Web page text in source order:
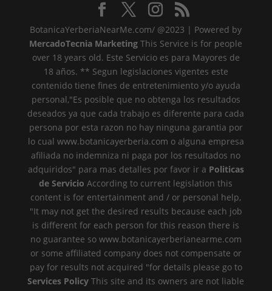
BotanicaYerberiaNearMe.com/ @2023 | Powered by
MercadoTecnia MarketingThis Service is for people
over 18 years old. Este Servicio es para Mayores de
18 años. ** Segun legislaciones vigentes este
contenido tiene fines de entretenimiento y/o ayuda
personal,"Es posible que no obtenga los resultados
deseados ya que cada trabajo es diferente para cada
persona por esta razon no hay ninguna garantia por
lo cual www.botanicayerberia.com o alguna empresa
afiliada no indemniza ni paga por los resultados no
adquiridos" para mas detalles por favor ir a Politicas
de Servicio According to current legislation this
content is for entertainment and / or personal help,
"It may not get the desired results because each job
is different for each person for this reason there is
no guarantee so www.botanicayerberianearme.com
or some affiliated company does not compensate or
pay for results not acquired "for details please go to
Services Policy This site and its owners are not liable